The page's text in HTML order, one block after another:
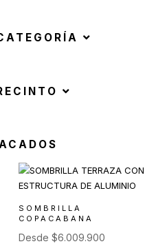
SOMBRILLA
COPACABANA
Desde$6.009.900